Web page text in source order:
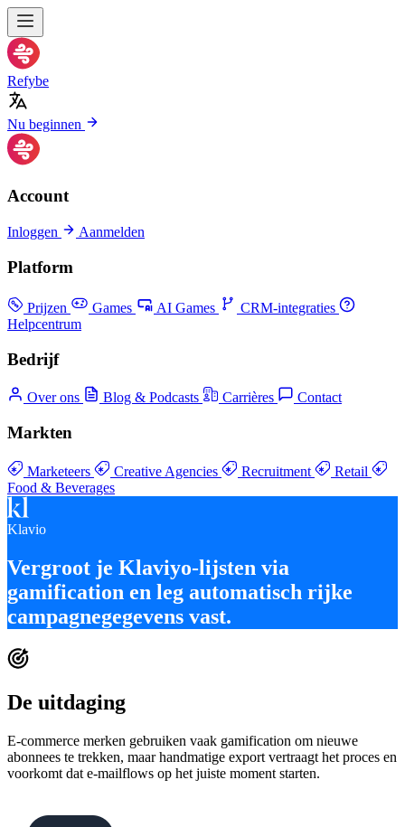
Refybe
Nu beginnen
Account
Inloggen Aanmelden
Platform
Prijzen Games AI Games
CRM-integraties
Helpcentrum
Bedrijf
Over ons Blog & Podcasts Carrières Contact
Markten
Marketeers Creative Agencies Recruitment
Retail
Food & Beverages
Klavio
Vergroot je Klaviyo-lijsten via
gamification en leg automatisch rijke
campagnegegevens vast.
De uitdaging
E-commerce merken gebruiken vaak gamification om nieuwe
abonnees te trekken, maar handmatige export vertraagt het proces en
voorkomt dat e-mailflows op het juiste moment starten.